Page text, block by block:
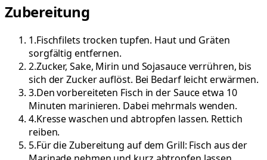
Zubereitung
1.Fischfilets trocken tupfen. Haut und Gräten
sorgfältig entfernen.
2.Zucker, Sake, Mirin und Sojasauce verrühren, bis
sich der Zucker auflöst. Bei Bedarf leicht erwärmen.
3.Den vorbereiteten Fisch in der Sauce etwa 10
Minuten marinieren. Dabei mehrmals wenden.
4.Kresse waschen und abtropfen lassen. Rettich
reiben.
5.Für die Zubereitung auf dem Grill: Fisch aus der